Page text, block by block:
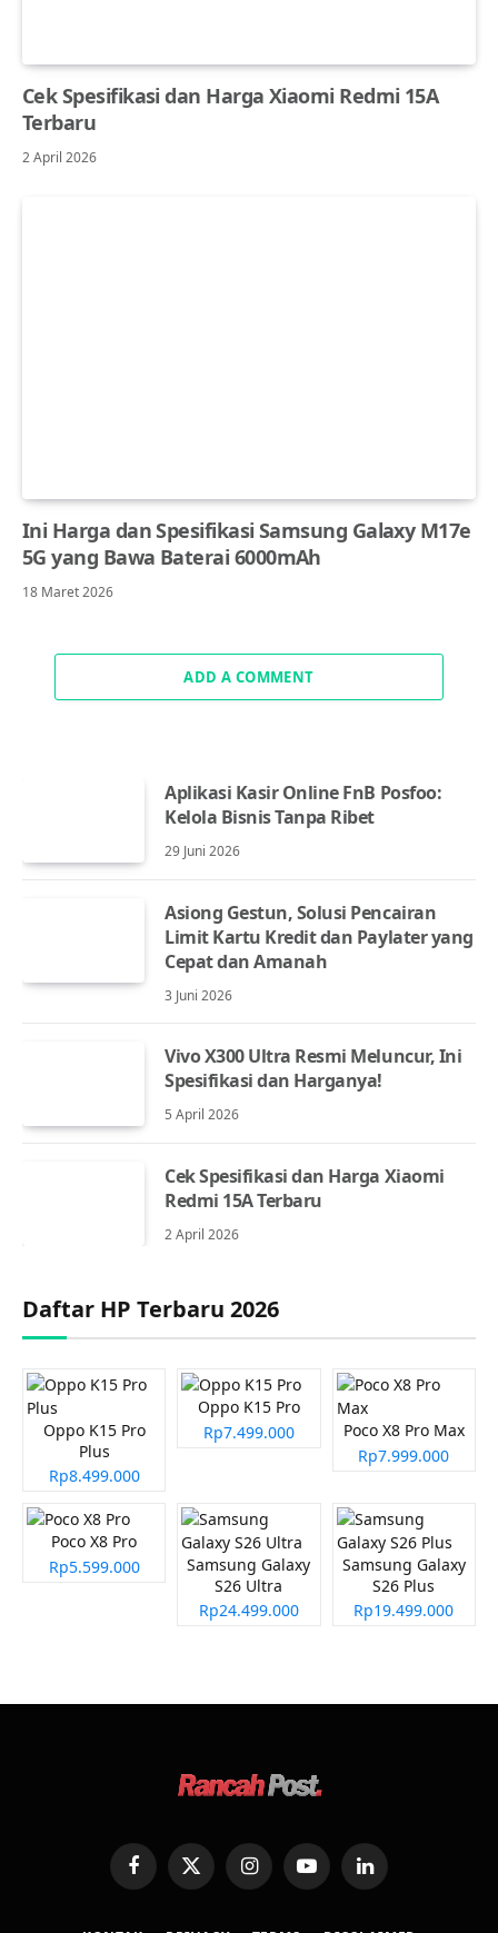
Cek Spesifikasi dan Harga Xiaomi Redmi 15A
Terbaru
2 April 2026
Ini Harga dan Spesifikasi Samsung Galaxy M17e
5G yang Bawa Baterai 6000mAh
18 Maret 2026
ADD A COMMENT
Aplikasi Kasir Online FnB Posfoo:
Kelola Bisnis Tanpa Ribet
29 Juni 2026
Asiong Gestun, Solusi Pencairan
Limit Kartu Kredit dan Paylater yang
Cepat dan Amanah
3 Juni 2026
Vivo X300 Ultra Resmi Meluncur, Ini
Spesifikasi dan Harganya!
5 April 2026
Cek Spesifikasi dan Harga Xiaomi
Redmi 15A Terbaru
2 April 2026
Daftar HP Terbaru 2026
Oppo K15 Pro
Plus
Rp8.499.000
Oppo K15 Pro
Rp7.499.000
Poco X8 Pro Max
Rp7.999.000
Poco X8 Pro
Rp5.599.000
Samsung Galaxy
S26 Ultra
Rp24.499.000
Samsung Galaxy
S26 Plus
Rp19.499.000
FacebookX
(Twitter)
InstagramYouTubeLinkedIn